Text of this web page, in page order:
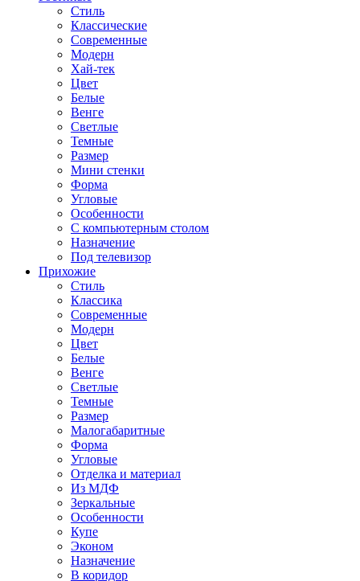
Стиль
Классические
Современные
Модерн
Хай-тек
Цвет
Белые
Венге
Светлые
Темные
Размер
Мини стенки
Форма
Угловые
Особенности
С компьютерным столом
Назначение
Под телевизор
Прихожие
Стиль
Классика
Современные
Модерн
Цвет
Белые
Венге
Светлые
Темные
Размер
Малогабаритные
Форма
Угловые
Отделка и материал
Из МДФ
Зеркальные
Особенности
Купе
Эконом
Назначение
В коридор